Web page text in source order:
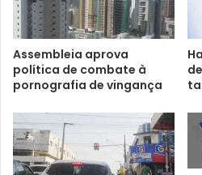
Assembleia aprova
política de combate à
pornografia de vingança